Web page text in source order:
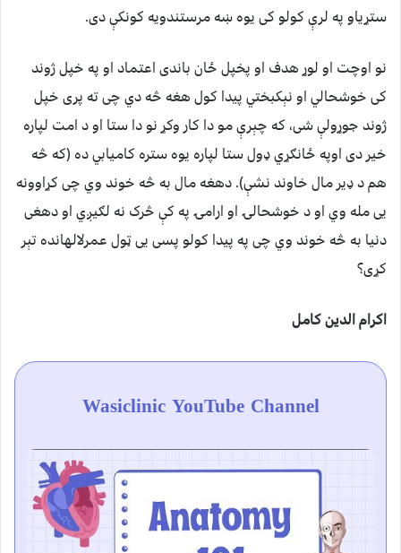
ستړياو په لرې كولو كى يوه ښه مرستندویه كونكې دی.
نو اوچت او لوړ هدف او پخپل ځان باندى اعتماد او په خپل ژوند
كى خوشحالي او نېکبختي پيدا كول هغه څه دي چى ته پرى خپل
ژوند جوړولې شی، كه چېرې مو دا كار وكړ نو دا ستا او د امت لپاره
خير دى اوپه ځانګړي ډول ستا لپاره يوه ستره كاميابي ده (كه څه
هم د ډير مال خاوند نشې). دهغه مال به څه خوند وي چى كړاوونه
يى مله وي او د خوشحالۍ او ارامۍ په کې څرک نه لګیږي او دهغى
دنيا به څه خوند وي چى په پيدا كولو پسى يى ټول عمرلالهانده تېر
كړى؟
اکرام الدین کامل
Wasiclinic YouTube Channel